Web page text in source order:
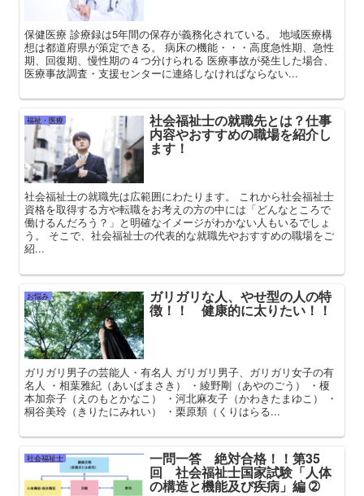
保健医療 診療録は5年間の保存が義務化されている。 地域医療構
想は都道府県が策定できる。 病床の機能・・・高度急性期、急性
期、回復期、慢性期の４つ分けられる 医療事故が発生した場合、
医療事故調査・支援センターに連絡しなければならない...
福祉・医療 社会福祉士の就職先とは？仕事
内容やおすすめの職場を紹介し
ます！
社会福祉士の就職先は広範囲にわたります。 これから社会福祉士
資格を取得する方や転職をお考えの方の中には「どんなところで
働けるんだろう？」と明確なイメージがわかない人もいるでしょ
う。 そこで、社会福祉士の代表的な就職先やおすすめの職場をご
紹...
お悩み ガリガリな人、やせ型の人の特
徴！！ 健康的に太りたい！！
ガリガリ男子の芸能人・有名人 ガリガリ男子、ガリガリ女子の有
名人 ・相葉雅紀（あいばまさき） ・綾野剛（あやのごう） ・榎
本加奈子（えのもとかなこ） ・河北麻友子（かわきたまゆこ） ・
桐谷美玲（きりたにみれい） ・栗原類（くりはらる...
社会福祉士 一問一答 絶対合格！！第35
回 社会福祉士国家試験「人体
の構造と機能及び疾病」編 ➁